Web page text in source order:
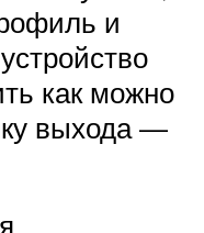
и
как можно
выхода —